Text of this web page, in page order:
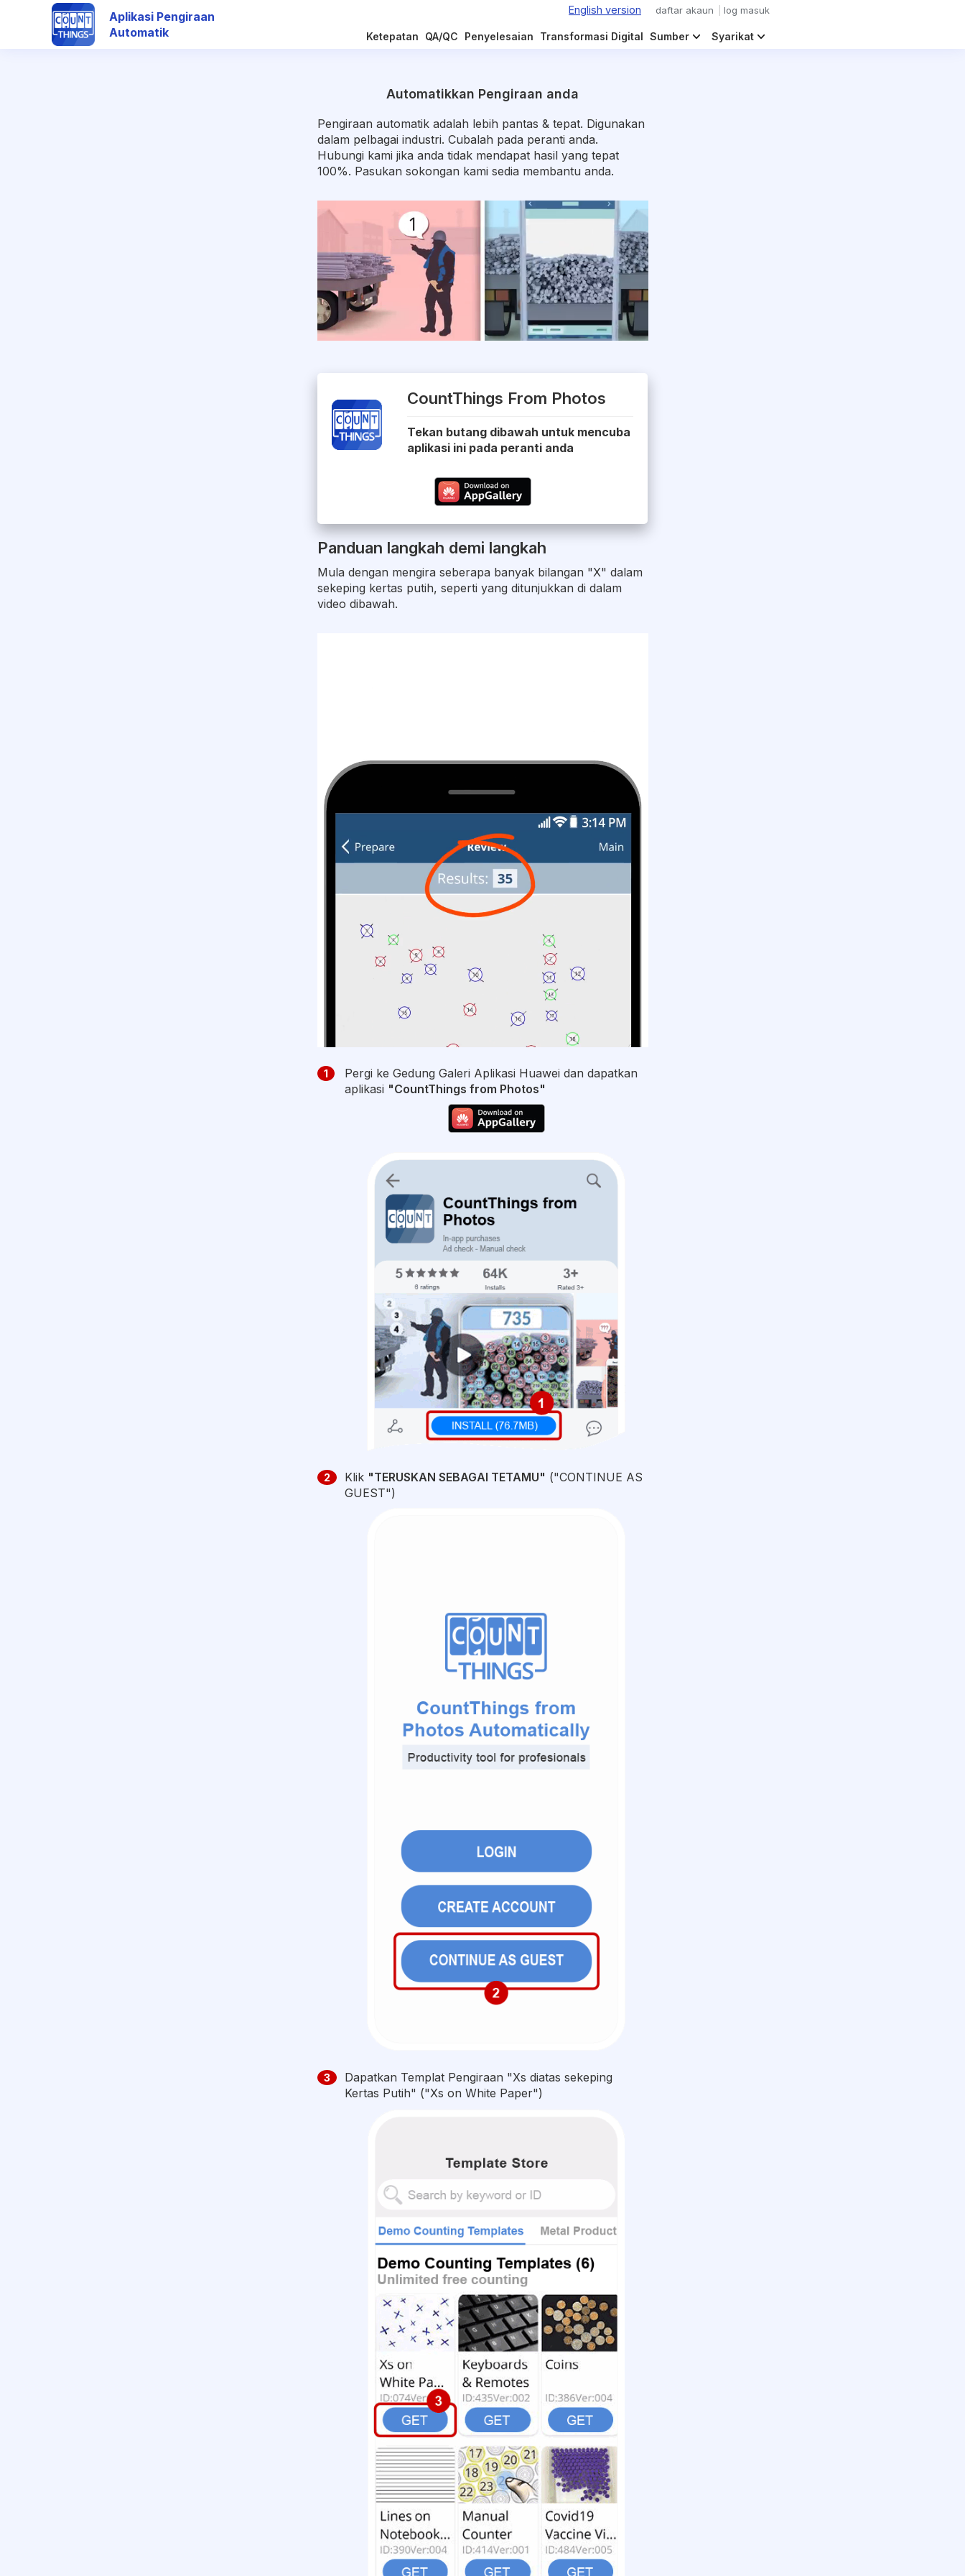
Aplikasi Pengiraan
Automatik
daftar akaun log masuk
Ketepatan QA/QC Penyelesaian Transformasi Digital Sumber Syarikat
Automatikkan Pengiraan anda
Pengiraan automatik adalah lebih pantas & tepat. Digunakan
dalam pelbagai industri. Cubalah pada peranti anda.
Hubungi kami jika anda tidak mendapat hasil yang tepat
100%. Pasukan sokongan kami sedia membantu anda.
CountThings From Photos
Tekan butang dibawah untuk mencuba
aplikasi ini pada peranti anda
Panduan langkah demi langkah
Mula dengan mengira seberapa banyak bilangan "X" dalam
sekeping kertas putih, seperti yang ditunjukkan di dalam
video dibawah.
1
Pergi ke Gedung Galeri Aplikasi Huawei dan dapatkan
aplikasi "CountThings from Photos"
2 Klik "TERUSKAN SEBAGAI TETAMU" ("CONTINUE AS
GUEST")
3
Dapatkan Templat Pengiraan "Xs diatas sekeping
Kertas Putih" ("Xs on White Paper")